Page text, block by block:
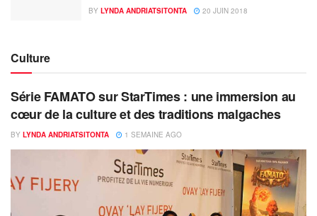
BY LYNDA ANDRIATSITONTA 20 JUIN 2018
Culture
Série FAMATO sur StarTimes : une immersion au
cœur de la culture et des traditions malgaches
BY LYNDA ANDRIATSITONTA 1 SEMAINE AGO